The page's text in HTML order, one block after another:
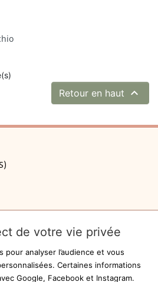
Retour en haut 
de votre vie privée
analyser l’audience et vous
Certaines informations
Google, Facebook et Instagram.